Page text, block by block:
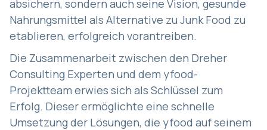
absichern, sondern auch seine Vision, gesunde
Nahrungsmittel als Alternative zu Junk Food zu
etablieren, erfolgreich vorantreiben.
Die Zusammenarbeit zwischen den Dreher
Consulting Experten und dem yfood-
Projektteam erwies sich als Schlüssel zum
Erfolg. Dieser ermöglichte eine schnelle
Umsetzung der Lösungen, die yfood auf seinem